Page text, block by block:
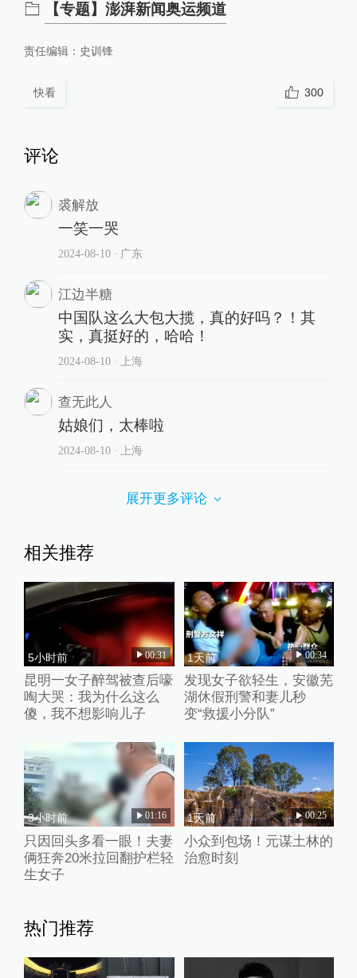
【专题】澎湃新闻奥运频道
责任编辑： 史训锋
快看 300
评论
裘解放
一笑一哭
2024-08-10∙ 广东
江边半糖
中国队这么大包大揽，真的好吗？！其
实，真挺好的，哈哈！
2024-08-10∙ 上海
查无此人
姑娘们，太棒啦
2024-08-10∙ 上海
展开更多评论
相关推荐
5小时前 00:31
昆明一女子醉驾被查后嚎
啕大哭：我为什么这么
傻，我不想影响儿子
1天前 00:34
发现女子欲轻生，安徽芜
湖休假刑警和妻儿秒
变“救援小分队”
3小时前 01:16
只因回头多看一眼！夫妻
俩狂奔20米拉回翻护栏轻
生女子
1天前 00:25
小众到包场！元谋土林的
治愈时刻
热门推荐